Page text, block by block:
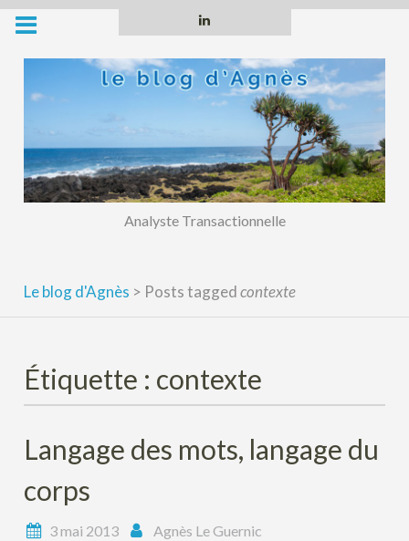
Skip
content
Analyste Transactionnelle
Le blog d'Agnès > Posts taggedcontexte
Étiquette : contexte
Langage des mots, langage du
corps
3 mai 2013 Agnès Le Guernic